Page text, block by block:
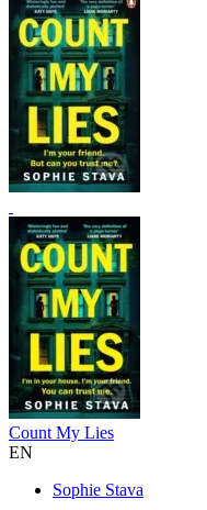
Count My Lies
EN
Sophie Stava